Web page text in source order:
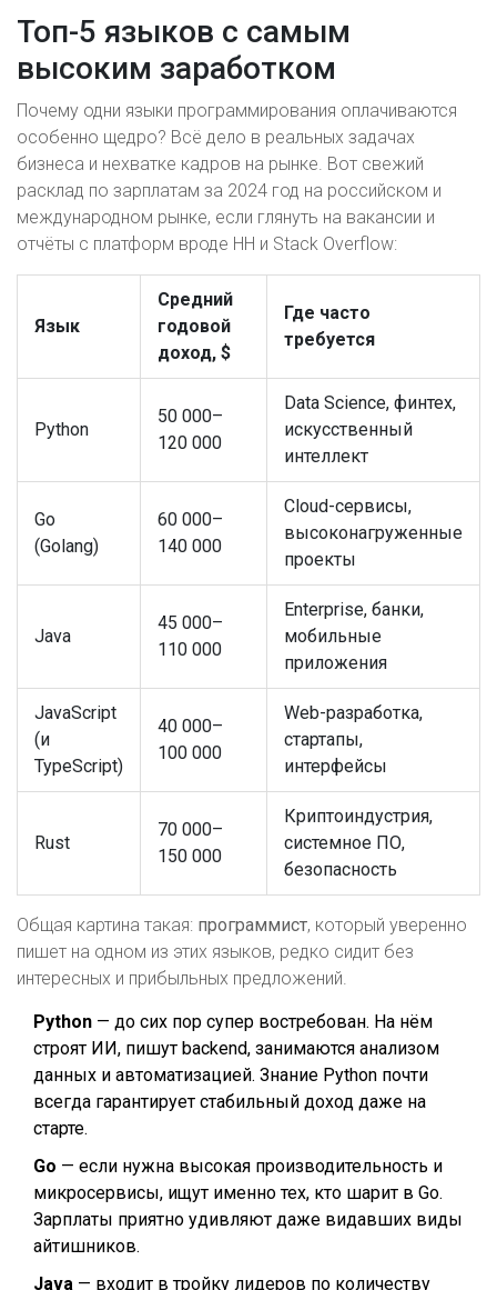
Топ-5 языков с самым
высоким заработком
Почему одни языки программирования оплачиваются
особенно щедро? Всё дело в реальных задачах
бизнеса и нехватке кадров на рынке. Вот свежий
расклад по зарплатам за 2024 год на российском и
международном рынке, если глянуть на вакансии и
отчёты с платформ вроде HH и Stack Overflow:
Язык
Средний
годовой
доход, $
Где часто
требуется
Python
50 000–
120 000
Data Science, финтех,
искусственный
интеллект
Go
(Golang)
60 000–
140 000
Cloud-сервисы,
высоконагруженные
проекты
Java
45 000–
110 000
Enterprise, банки,
мобильные
приложения
JavaScript
(и
TypeScript)
40 000–
100 000
Web-разработка,
стартапы,
интерфейсы
Rust
70 000–
150 000
Криптоиндустрия,
системное ПО,
безопасность
Общая картина такая: программист, который уверенно
пишет на одном из этих языков, редко сидит без
интересных и прибыльных предложений.
Python — до сих пор супер востребован. На нём
строят ИИ, пишут backend, занимаются анализом
данных и автоматизацией. Знание Python почти
всегда гарантирует стабильный доход даже на
старте.
Go — если нужна высокая производительность и
микросервисы, ищут именно тех, кто шарит в Go.
Зарплаты приятно удивляют даже видавших виды
айтишников.
Java — входит в тройку лидеров по количеству